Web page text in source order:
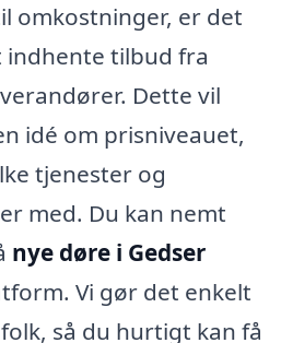
omkostninger, er det
indhente tilbud fra
Dette vil
idé om prisniveauet,
tjenester og
med. Du kan nemt
nye døre i Gedser
Vi gør det enkelt
så du hurtigt kan få